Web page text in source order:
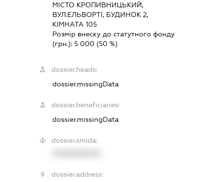
МІСТО КРОПИВНИЦЬКИЙ,
ВУЛ.ЕЛЬВОРТІ, БУДИНОК 2,
КІМНАТА 105
Розмір внеску до статутного фонду
(грн.): 5 000 (50 %)
dossier.heads:
dossier.missingData
dossier.beneficiaries:
dossier.missingData
dossier.smida:
dossier.address: